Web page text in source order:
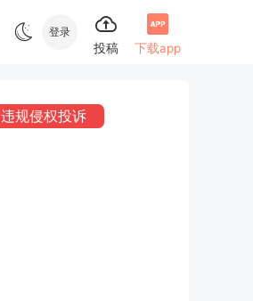
登录
投稿 下载app
违规侵权投诉